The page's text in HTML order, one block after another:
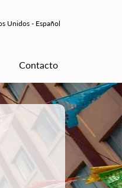
Unidos- Español
Contacto